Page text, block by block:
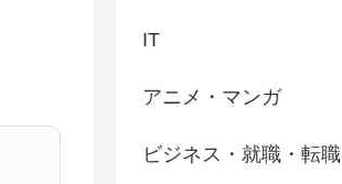
IT
アニメ・マンガ
ビジネス・就職・転職